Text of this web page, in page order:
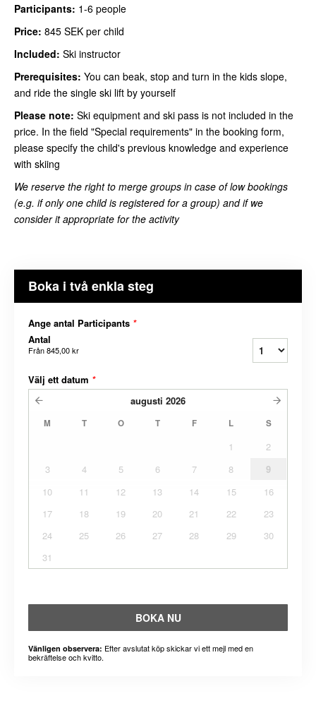
Participants: 1-6 people
Price: 845 SEK per child
Included: Ski instructor
Prerequisites: You can beak, stop and turn in the kids slope,
and ride the single ski lift by yourself
Please note: Ski equipment and ski pass is not included in the
price. In the field "Special requirements" in the booking form,
please specify the child's previous knowledge and experience
with skiing
We reserve the right to merge groups in case of low bookings
(e.g. if only one child is registered for a group) and if we
consider it appropriate for the activity
Boka i två enkla steg
Ange antal Participants *
Antal
Från845,00 kr
Välj ett datum *
augusti 2026
M T O T F L S
1
2
3
4 5 6 7 8
9
10
11 12 13 14 15
16
17
18 19 20 21 22
23
24
25 26 27 28 29
30
31
BOKA NU
Vänligen observera: Efter avslutat köp skickar vi ett mejl med en
bekräftelse och kvitto.